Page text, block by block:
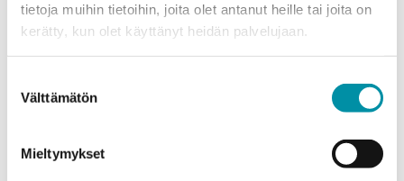
tietoja muihin tietoihin, joita olet antanut heille tai joita on
kerätty, kun olet käyttänyt heidän palvelujaan.
valinta
Välttämätön
Mieltymykset